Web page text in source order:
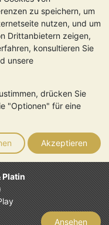
zu speichern, um
nutzen, und um
Drittanbietern zeigen,
konsultieren Sie
unsere
drücken Sie
"Optionen" für eine
Akzeptieren
Platin
Ansehen
kann sowohl
sind keine Garantie
auf den Webseiten
stellt eine
einem Fachmann
von Edelmetallen
ist registriert in
4943684